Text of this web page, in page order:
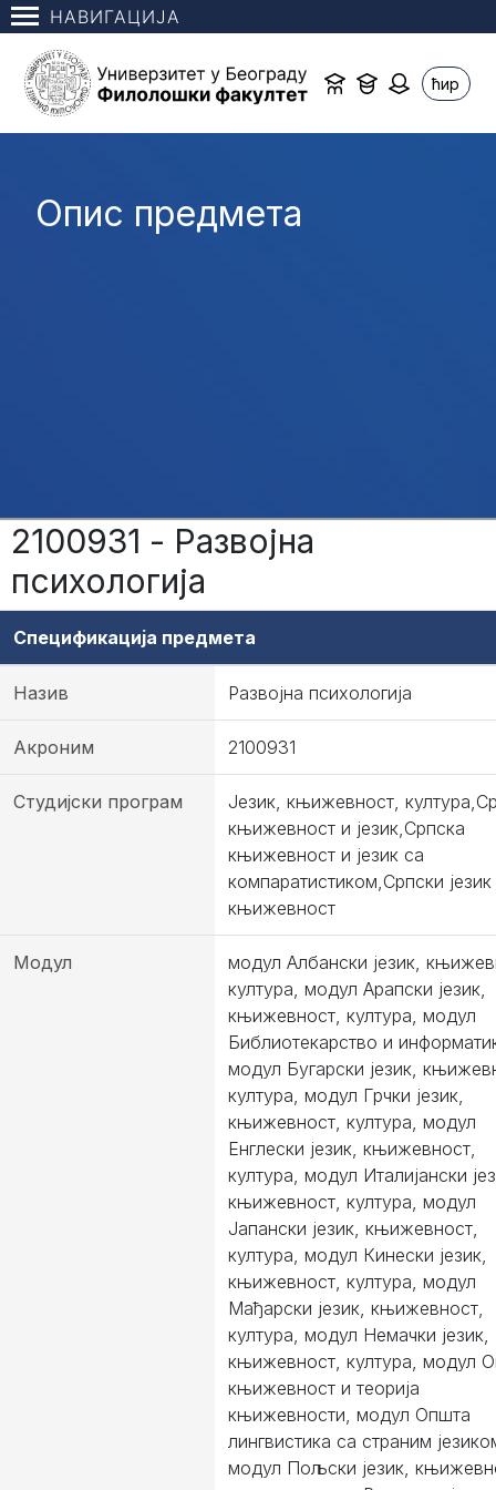
НАВИГАЦИЈА
ћир
Опис предмета
2100931 - Развојна
психологија
Спецификација предмета
Назив Развојна психологија
Акроним 2100931
Студијски програм
Језик, књижевност,
књижевност и језик,Српска
књижевност и језик са
компаратистиком,Српски
књижевност
Модул
модул Албански језик,
култура, модул Арапски језик,
књижевност, култура, модул
Библиотекарство и
модул Бугарски језик,
култура, модул Грчки језик,
књижевност, култура, модул
Енглески језик, књижевност,
култура, модул Италијански
књижевност, култура, модул
Јапански језик, књижевност,
култура, модул Кинески језик,
књижевност, култура, модул
Мађарски језик, књижевност,
култура, модул Немачки језик,
књижевност, култура, модул
књижевност и теорија
књижевности, модул Општа
лингвистика са страним
модул Пољски језик,